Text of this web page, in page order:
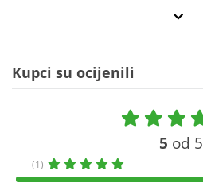
Kupci su ocijenili
5 od 5
(1)